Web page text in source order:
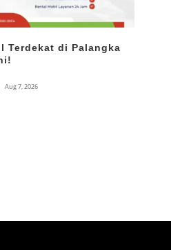
Terdekat di Palangka
Aug 7, 2026